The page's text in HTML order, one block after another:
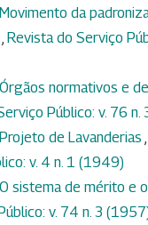
Movimento da
, Revista do Serviço
Órgãos normativos e
Público: v. 76 n.
Projeto de Lavanderias ,
v. 4 n. 1 (1949)
O sistema de mérito e
v. 74 n. 3